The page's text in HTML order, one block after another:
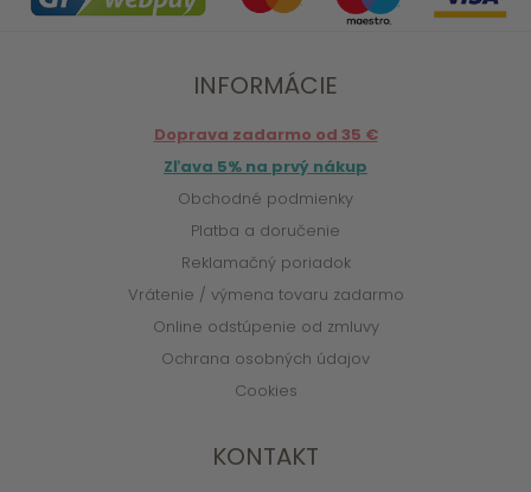
INFORMÁCIE
Doprava zadarmo od 35 €
Zľava 5% na prvý nákup
Obchodné podmienky
Platba a doručenie
Reklamačný poriadok
Vrátenie / výmena tovaru zadarmo
Online odstúpenie od zmluvy
Ochrana osobných údajov
Cookies
KONTAKT